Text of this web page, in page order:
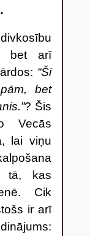
bet arī
“Šī
bet
? Šis
Vecās
lai viņu
tā, kas
Cik
ir arī